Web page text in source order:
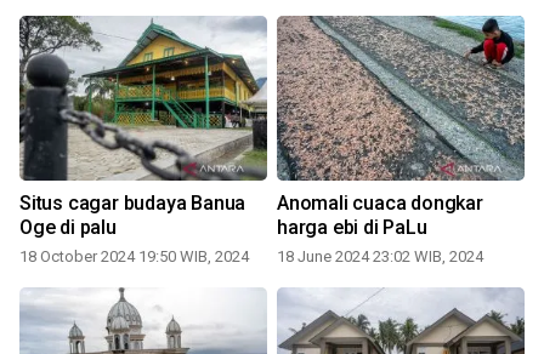
Situs cagar budaya Banua
Oge di palu
18 October 2024 19:50 WIB, 2024
Anomali cuaca dongkar
harga ebi di PaLu
18 June 2024 23:02 WIB, 2024